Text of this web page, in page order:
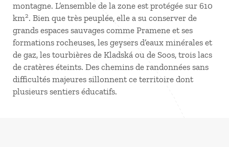
montagne. L’ensemble de la zone est protégée sur 610
km2. Bien que très peuplée, elle a su conserver de
grands espaces sauvages comme Pramene et ses
formations rocheuses, les geysers d’eaux minérales et
de gaz, les tourbières de Kladská ou de Soos, trois lacs
de cratères éteints. Des chemins de randonnées sans
difficultés majeures sillonnent ce territoire dont
plusieurs sentiers éducatifs.